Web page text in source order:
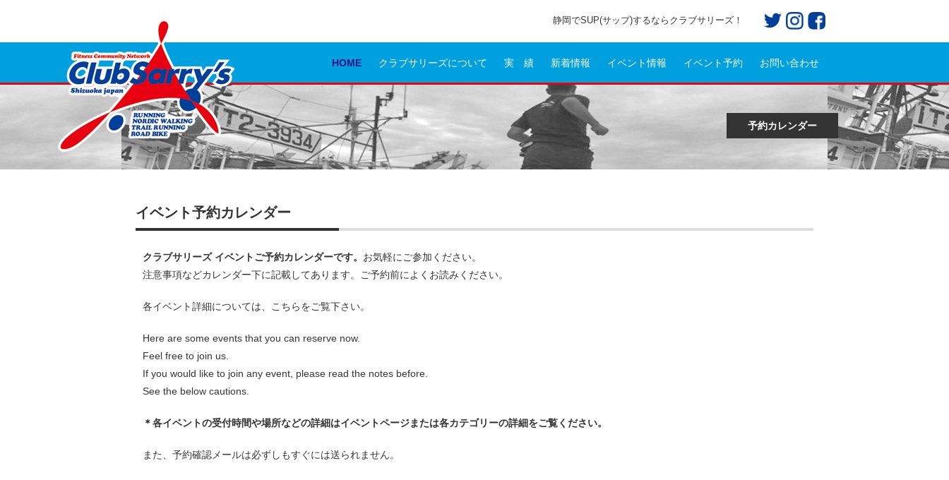
静岡でSUP(サップ)するならクラブサリーズ！
HOME クラブサリーズについて 実 績 新着情報 イベント情報 イベント予約 お問い合わせ
予約カレンダー
イベント予約カレンダー
クラブサリーズ イベントご予約カレンダーです。 お気軽にご参加ください。
注意事項などカレンダー下に記載してあります。ご予約前によくお読みください。
各イベント詳細については、こちらをご覧下さい。
Here are some events that you can reserve now.
Feel free to join us.
If you would like to join any event, please read the notes before.
See the below cautions.
＊各イベントの受付時間や場所などの詳細はイベントページまたは各カテゴリーの詳細をご覧ください。
また、予約確認メールは必ずしもすぐには送られません。